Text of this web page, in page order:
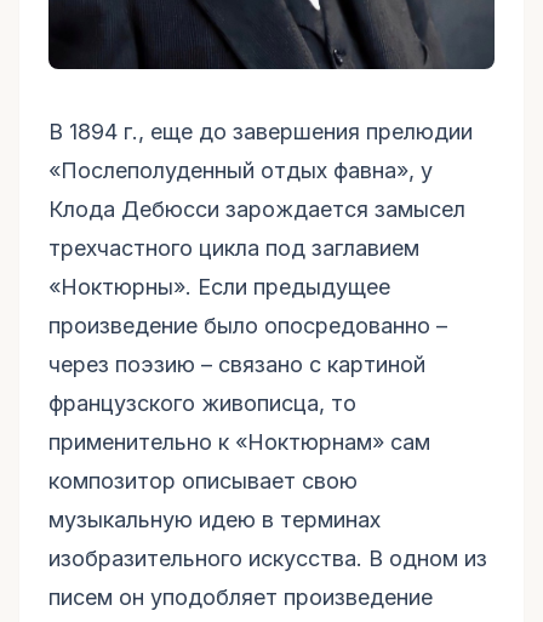
В 1894 г., еще до завершения прелюдии
«Послеполуденный отдых фавна», у
Клода Дебюсси зарождается замысел
трехчастного цикла под заглавием
«Ноктюрны». Если предыдущее
произведение было опосредованно –
через поэзию – связано с картиной
французского живописца, то
применительно к «Ноктюрнам» сам
композитор описывает свою
музыкальную идею в терминах
изобразительного искусства. В одном из
писем он уподобляет произведение